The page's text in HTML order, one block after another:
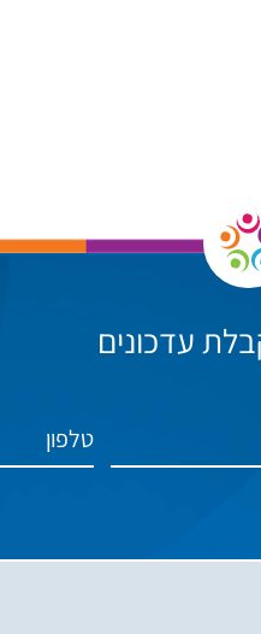
עדכונים